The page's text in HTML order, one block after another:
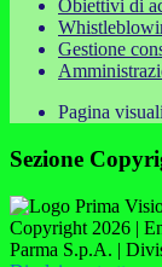
Obiettivi di
Gestione
Pagina
Sezione
Copyright 2026 |
Parma S.p.A. |